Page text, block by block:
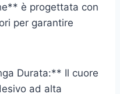
è progettata con
per garantire
Durata:** Il cuore
ad alta